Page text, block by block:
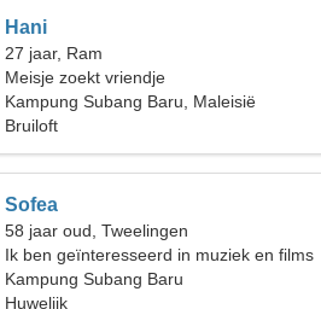
Hani
27 jaar, Ram
Meisje zoekt vriendje
Kampung Subang Baru, Maleisië
Bruiloft
Sofea
58 jaar oud, Tweelingen
Ik ben geïnteresseerd in muziek en films
Kampung Subang Baru
Huwelijk